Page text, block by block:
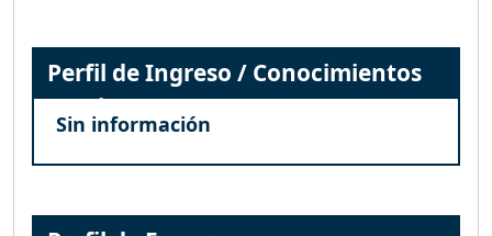
Perfil de Ingreso / Conocimientos
Previos
Sin información